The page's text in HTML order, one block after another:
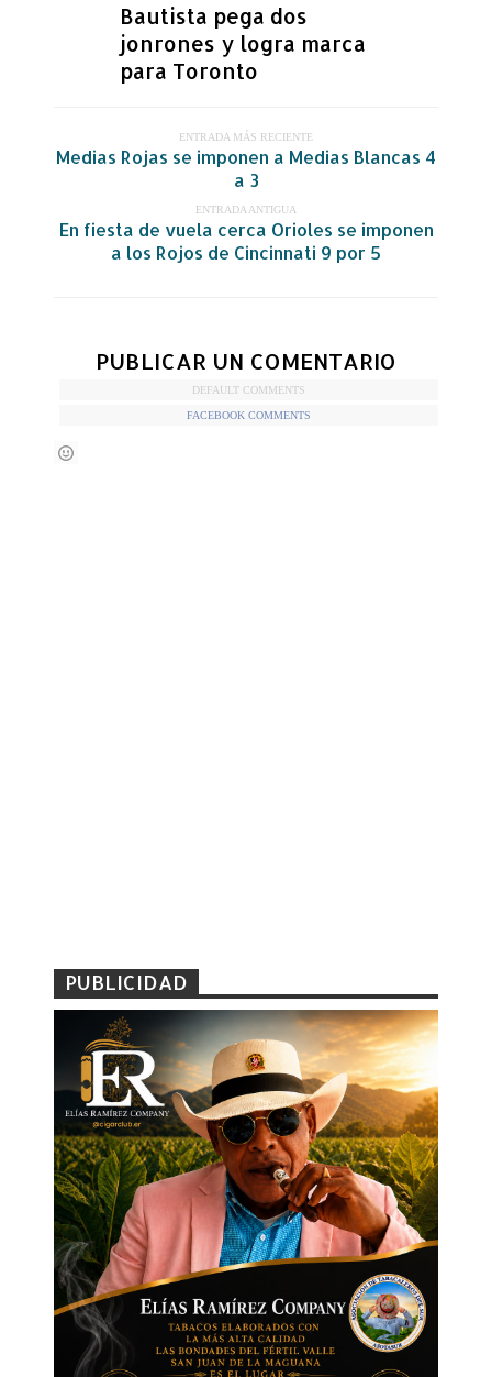
Bautista pega dos
jonrones y logra marca
para Toronto
ENTRADA MÁS RECIENTE
Medias Rojas se imponen a Medias Blancas 4
a 3
ENTRADA ANTIGUA
En fiesta de vuela cerca Orioles se imponen
a los Rojos de Cincinnati 9 por 5
PUBLICAR UN COMENTARIO
DEFAULT COMMENTS
FACEBOOK COMMENTS
PUBLICIDAD